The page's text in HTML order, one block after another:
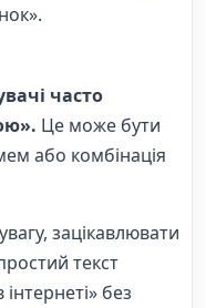
часто
Це може бути
або комбінація
зацікавлювати
текст
без